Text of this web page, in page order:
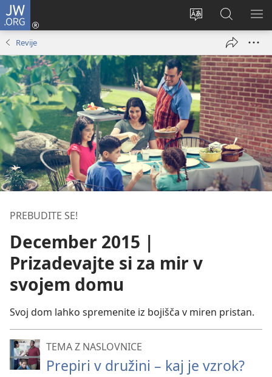
JW.ORG
Spremeni
spletnega
mesta
Prijava
(odpre
Iskanje
po
JW.ORG
Revije
PREBUDITE SE!
December 2015 |
Prizadevajte si za mir v
svojem domu
Svoj dom lahko spremenite iz bojišča v miren pristan.
TEMA Z NASLOVNICE
Prepiri v družini – kaj je vzrok?